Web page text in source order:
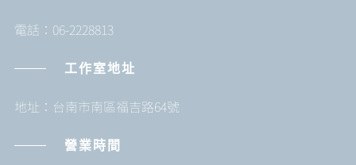
電話：06-2228813
工作室地址
地址：台南市南區福吉路64號
營業時間